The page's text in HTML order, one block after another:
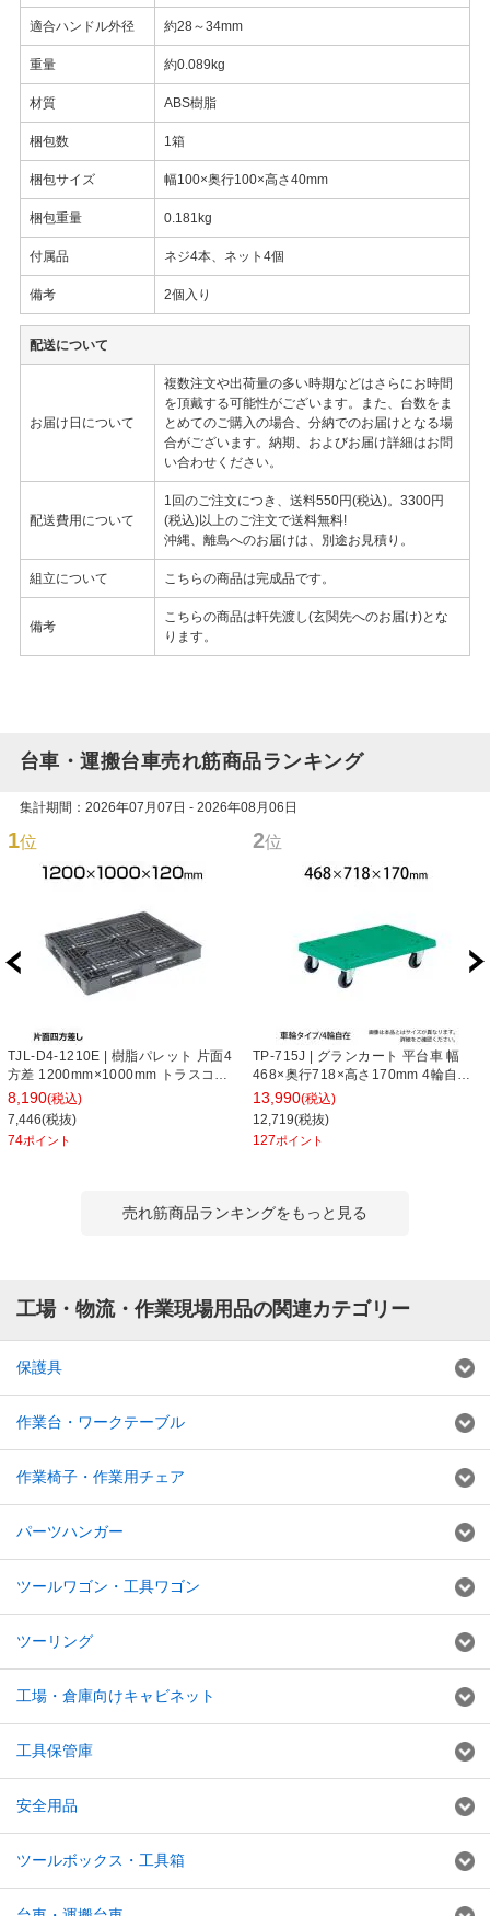
適合ハンドル外径 約28～34mm
重量 約0.089kg
材質 ABS樹脂
梱包数 1箱
梱包サイズ 幅100×奥行100×高さ40mm
梱包重量 0.181kg
付属品 ネジ4本、ネット4個
備考 2個入り
配送について
お届け日について
複数注文や出荷量の多い時期などはさらにお時間
を頂戴する可能性がございます。また、台数をま
とめてのご購入の場合、分納でのお届けとなる場
合がございます。納期、およびお届け詳細はお問
い合わせください。
配送費用について
1回のご注文につき、送料550円(税込)。3300円
(税込)以上のご注文で送料無料!
沖縄、離島へのお届けは、別途お見積り。
組立について こちらの商品は完成品です。
備考
こちらの商品は軒先渡し(玄関先へのお届け)とな
ります。
台車・運搬台車売れ筋商品ランキング
集計期間：2026年07月07日 - 2026年08月06日
1位
TJL-D4-1210E | 樹脂パレット 片面4
方差 1200mm×1000mm トラスコ中
山 (TRUSCO)
8,190(税込)
7,446(税抜)
74ポイント
2位
TP-715J | グランカート 平台車 幅
468×奥行718×高さ170mm 4輪自在
トラスコ中山 (TRUSCO) / 489-3034
13,990(税込)
12,719(税抜)
127ポイント
売れ筋商品ランキングをもっと見る
工場・物流・作業現場用品の関連カテゴリー
保護具
作業台・ワークテーブル
作業椅子・作業用チェア
パーツハンガー
ツールワゴン・工具ワゴン
ツーリング
工場・倉庫向けキャビネット
工具保管庫
安全用品
ツールボックス・工具箱